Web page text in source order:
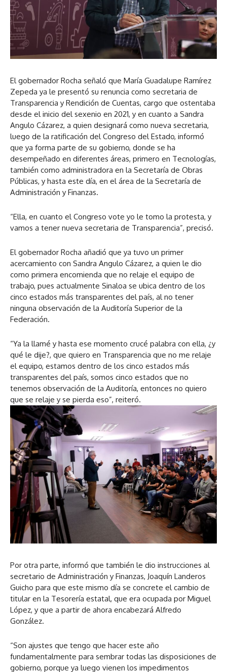
d
i
o
a
u
d
i
o
El gobernador Rocha señaló que María Guadalupe Ramírez
Zepeda ya le presentó su renuncia como secretaria de
Transparencia y Rendición de Cuentas, cargo que ostentaba
desde el inicio del sexenio en 2021, y en cuanto a Sandra
Angulo Cázarez, a quien designará como nueva secretaria,
luego de la ratificación del Congreso del Estado, informó
que ya forma parte de su gobierno, donde se ha
desempeñado en diferentes áreas, primero en Tecnologías,
también como administradora en la Secretaría de Obras
Públicas, y hasta este día, en el área de la Secretaría de
Administración y Finanzas.
“Ella, en cuanto el Congreso vote yo le tomo la protesta, y
vamos a tener nueva secretaria de Transparencia”, precisó.
El gobernador Rocha añadió que ya tuvo un primer
acercamiento con Sandra Angulo Cázarez, a quien le dio
como primera encomienda que no relaje el equipo de
trabajo, pues actualmente Sinaloa se ubica dentro de los
cinco estados más transparentes del país, al no tener
ninguna observación de la Auditoría Superior de la
Federación.
“Ya la llamé y hasta ese momento crucé palabra con ella, ¿y
qué le dije?, que quiero en Transparencia que no me relaje
el equipo, estamos dentro de los cinco estados más
transparentes del país, somos cinco estados que no
tenemos observación de la Auditoría, entonces no quiero
que se relaje y se pierda eso”, reiteró.
Por otra parte, informó que también le dio instrucciones al
secretario de Administración y Finanzas, Joaquín Landeros
Guicho para que este mismo día se concrete el cambio de
titular en la Tesorería estatal, que era ocupada por Miguel
López, y que a partir de ahora encabezará Alfredo
González.
“Son ajustes que tengo que hacer este año
fundamentalmente para sembrar todas las disposiciones de
gobierno, porque ya luego vienen los impedimentos